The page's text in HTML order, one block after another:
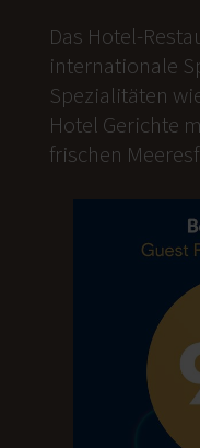
Das Hotel-
internationale
Spezialitäten
Hotel Gerichte
frischen